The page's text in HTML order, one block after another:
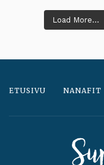
Load More...
ETUSIVU NANAFIT